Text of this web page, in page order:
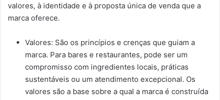
valores, à identidade e à proposta única de venda que a
marca oferece.
Valores: São os princípios e crenças que guiam a
marca. Para bares e restaurantes, pode ser um
compromisso com ingredientes locais, práticas
sustentáveis ou um atendimento excepcional. Os
valores são a base sobre a qual a marca é construída